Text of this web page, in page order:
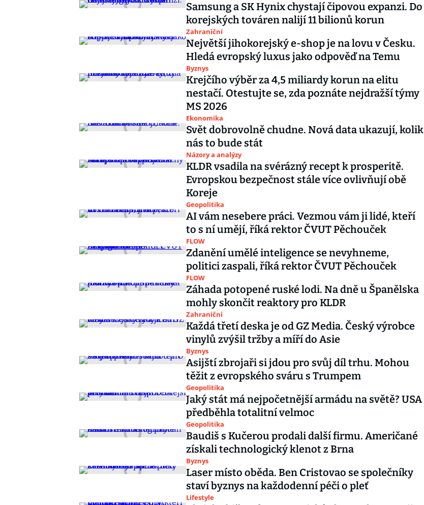
Samsung a SK Hynix chystají čipovou expanzi. Do
korejských továren nalijí 11 bilionů korun
Zahraniční
Největší jihokorejský e-shop je na lovu v Česku.
Hledá evropský luxus jako odpověď na Temu
Byznys
Krejčího výběr za 4,5 miliardy korun na elitu
nestačí. Otestujte se, zda poznáte nejdražší týmy
MS 2026
Ekonomika
Svět dobrovolně chudne. Nová data ukazují, kolik
nás to bude stát
Názory a analýzy
KLDR vsadila na svérázný recept k prosperitě.
Evropskou bezpečnost stále více ovlivňují obě
Koreje
Geopolitika
AI vám nesebere práci. Vezmou vám ji lidé, kteří
to s ní umějí, říká rektor ČVUT Pěchouček
FLOW
Zdanění umělé inteligence se nevyhneme,
politici zaspali, říká rektor ČVUT Pěchouček
FLOW
Záhada potopené ruské lodi. Na dně u Španělska
mohly skončit reaktory pro KLDR
Zahraniční
Každá třetí deska je od GZ Media. Český výrobce
vinylů zvýšil tržby a míří do Asie
Byznys
Asijští zbrojaři si jdou pro svůj díl trhu. Mohou
těžit z evropského sváru s Trumpem
Geopolitika
Jaký stát má nejpočetnější armádu na světě? USA
předběhla totalitní velmoc
Geopolitika
Baudiš s Kučerou prodali další firmu. Američané
získali technologický klenot z Brna
Byznys
Laser místo oběda. Ben Cristovao se společníky
staví byznys na každodenní péči o pleť
Lifestyle